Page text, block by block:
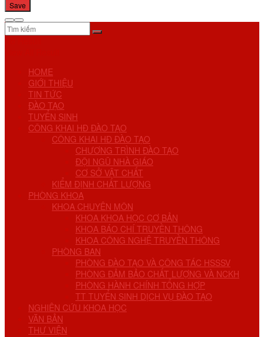
HOME
GIỚI THIỆU
TIN TỨC
ĐÀO TẠO
TUYỂN SINH
CÔNG KHAI HĐ ĐÀO TẠO
CÔNG KHAI HĐ ĐÀO TẠO
CHƯƠNG TRÌNH ĐÀO TẠO
ĐỘI NGŨ NHÀ GIÁO
CƠ SỞ VẬT CHẤT
KIỂM ĐỊNH CHẤT LƯỢNG
PHÒNG KHOA
KHOA CHUYÊN MÔN
KHOA KHOA HỌC CƠ BẢN
KHOA BÁO CHÍ TRUYỀN THÔNG
KHOA CÔNG NGHỆ TRUYỀN THÔNG
PHÒNG BAN
PHÒNG ĐÀO TẠO VÀ CÔNG TÁC HSSSV
PHÒNG ĐẢM BẢO CHẤT LƯỢNG VÀ NCKH
PHÒNG HÀNH CHÍNH TỔNG HỢP
TT TUYỂN SINH DỊCH VỤ ĐÀO TẠO
NGHIÊN CỨU KHOA HỌC
VĂN BẢN
THƯ VIỆN